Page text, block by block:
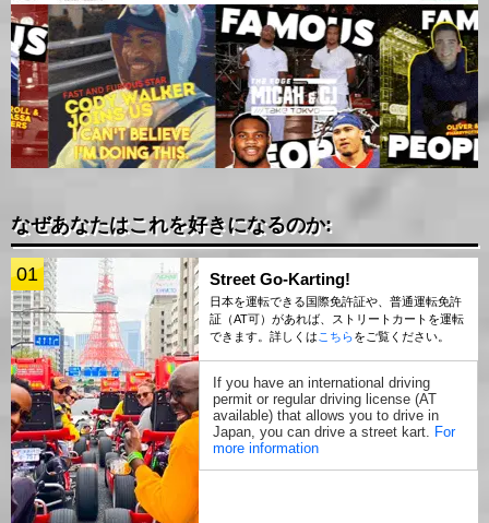
なぜあなたはこれを好きになるのか:
01 Street Go-Karting!
日本を運転できる国際免許証や、普通運転免許
証（AT可）があれば、ストリートカートを運転
できます。詳しくは こちらをご覧ください。
If you have an international driving
permit or regular driving license (AT
available) that allows you to drive in
Japan, you can drive a street kart. For
more information